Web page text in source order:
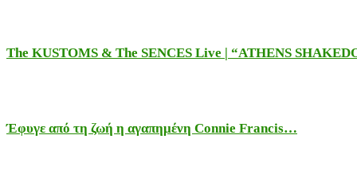
The KUSTOMS & The SENCES Live | “ATHENS
Έφυγε από τη ζωή η αγαπημένη Connie Francis…